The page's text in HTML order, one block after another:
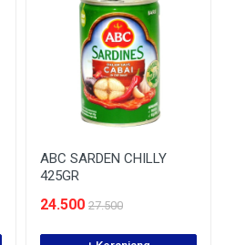
ABC SARDEN CHILLY
425GR
24.500 27.500